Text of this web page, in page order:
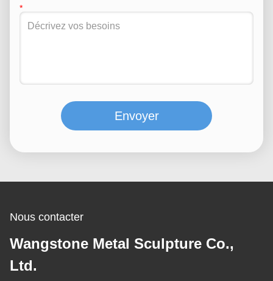
Envoyer
Nous contacter
Wangstone Metal Sculpture Co.,
Ltd.